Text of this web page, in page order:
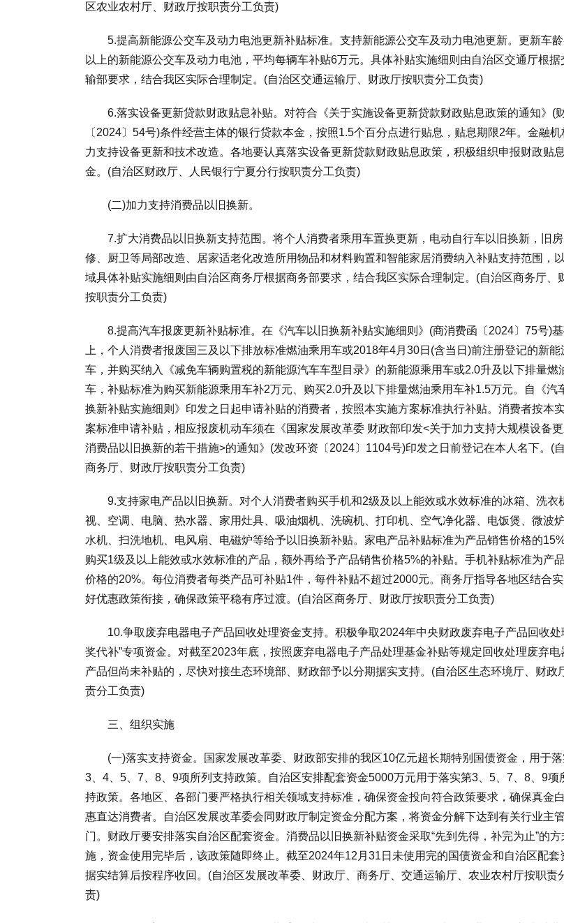
区农业农村厅、财政厅按职责分工负责)
5.提高新能源公交车及动力电池更新补贴标准。支持新能源公交车及动力电池更新。更新车龄
以上的新能源公交车及动力电池，平均每辆车补贴6万元。具体补贴实施细则由自治区交通厅根据
输部要求，结合我区实际合理制定。(自治区交通运输厅、财政厅按职责分工负责)
6.落实设备更新贷款财政贴息补贴。对符合《关于实施设备更新贷款财政贴息政策的通知》(
〔2024〕54号)条件经营主体的银行贷款本金，按照1.5个百分点进行贴息，贴息期限2年。金融机
力支持设备更新和技术改造。各地要认真落实设备更新贷款财政贴息政策，积极组织申报财政贴
金。(自治区财政厅、人民银行宁夏分行按职责分工负责)
(二)加力支持消费品以旧换新。
7.扩大消费品以旧换新支持范围。将个人消费者乘用车置换更新，电动自行车以旧换新，旧
修、厨卫等局部改造、居家适老化改造所用物品和材料购置和智能家居消费纳入补贴支持范围，
域具体补贴实施细则由自治区商务厅根据商务部要求，结合我区实际合理制定。(自治区商务厅、
按职责分工负责)
8.提高汽车报废更新补贴标准。在《汽车以旧换新补贴实施细则》(商消费函〔2024〕75号)
上，个人消费者报废国三及以下排放标准燃油乘用车或2018年4月30日(含当日)前注册登记的新能
车，并购买纳入《减免车辆购置税的新能源汽车车型目录》的新能源乘用车或2.0升及以下排量燃
车，补贴标准为购买新能源乘用车补2万元、购买2.0升及以下排量燃油乘用车补1.5万元。自《汽
换新补贴实施细则》印发之日起申请补贴的消费者，按照本实施方案标准执行补贴。消费者按本
案标准申请补贴，相应报废机动车须在《国家发展改革委 财政部印发<关于加力支持大规模设备
消费品以旧换新的若干措施>的通知》(发改环资〔2024〕1104号)印发之日前登记在本人名下。(
商务厅、财政厅按职责分工负责)
9.支持家电产品以旧换新。对个人消费者购买手机和2级及以上能效或水效标准的冰箱、洗衣
视、空调、电脑、热水器、家用灶具、吸油烟机、洗碗机、打印机、空气净化器、电饭煲、微波
水机、扫洗地机、电风扇、电磁炉等给予以旧换新补贴。家电产品补贴标准为产品销售价格的
购买1级及以上能效或水效标准的产品，额外再给予产品销售价格5%的补贴。手机补贴标准为产
价格的20%。每位消费者每类产品可补贴1件，每件补贴不超过2000元。商务厅指导各地区结合
好优惠政策衔接，确保政策平稳有序过渡。(自治区商务厅、财政厅按职责分工负责)
10.争取废弃电器电子产品回收处理资金支持。积极争取2024年中央财政废弃电子产品回收处
奖代补”专项资金。对截至2023年底，按照废弃电器电子产品处理基金补贴等规定回收处理废弃电
产品但尚未补贴的，尽快对接生态环境部、财政部予以分期据实支持。(自治区生态环境厅、财政
责分工负责)
三、组织实施
(一)落实支持资金。国家发展改革委、财政部安排的我区10亿元超长期特别国债资金，用于
3、4、5、7、8、9项所列支持政策。自治区安排配套资金5000万元用于落实第3、5、7、8、9项
持政策。各地区、各部门要严格执行相关领域支持标准，确保资金投向符合政策要求，确保真金
惠直达消费者。自治区发展改革委会同财政厅制定资金分配方案，将资金分解下达到有关行业主
门。财政厅要安排落实自治区配套资金。消费品以旧换新补贴资金采取“先到先得，补完为止”的方
施，资金使用完毕后，该政策随即终止。截至2024年12月31日未使用完的国债资金和自治区配套
据实结算后按程序收回。(自治区发展改革委、财政厅、商务厅、交通运输厅、农业农村厅按职责
责)